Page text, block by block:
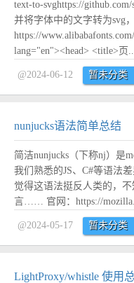
text-to-svghttps://
并将字体中的文字转为svg
https://
lang="en"><head> <title>页
@2024-06-12 暂未分类
nunjucks语法简单总结
简洁nunjucks（下称nj）是
我们熟悉的JS、C#等语法
觉得这语法挺反人类的，
言…… 官网：https://
started.html 常见用法 基
#} ...
@2024-05-17 暂未分类
LightProxy/whistle 使用